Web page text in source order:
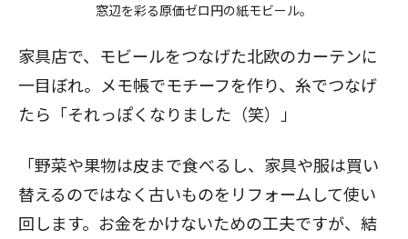
窓辺を彩る原価ゼロ円の紙モビール。
家具店で、モビールをつなげた北欧のカーテンに
一目ぼれ。メモ帳でモチーフを作り、糸でつなげ
たら「それっぽくなりました（笑）」
「野菜や果物は皮まで食べるし、家具や服は買い
替えるのではなく古いものをリフォームして使い
回します。お金をかけないための工夫ですが、結